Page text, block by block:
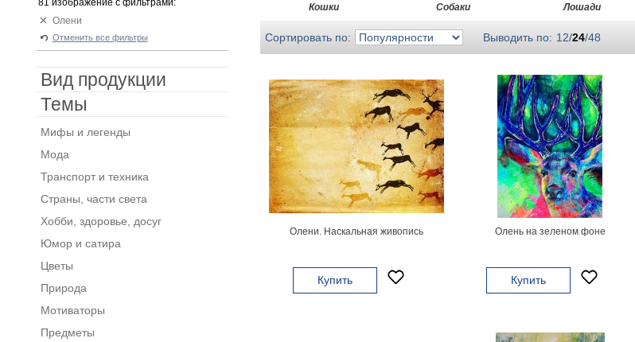
Кошки Собаки Лошади
Сортировать по: Выводить по: 12/24/48
Олени. Наскальная живопись
Купить
Олень на зеленом фоне
Купить
81 изображение с фильтрами:
Олени
Отменить все фильтры
Вид продукции
Темы
Мифы и легенды
Мода
Транспорт и техника
Страны, части света
Хобби, здоровье, досуг
Юмор и сатира
Цветы
Природа
Мотиваторы
Предметы